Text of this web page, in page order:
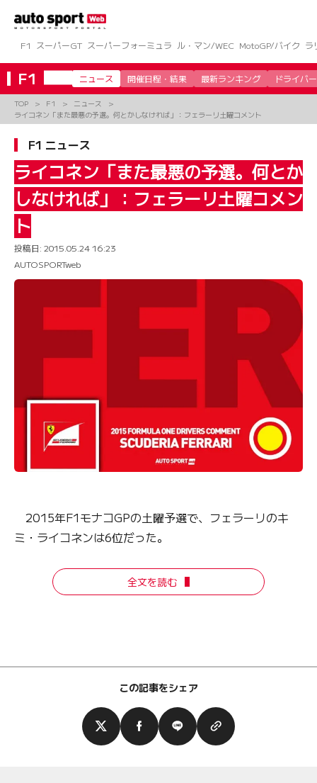
ツ
へ
ス
キ
プ
F1 スーパーGT スーパーフォーミュラ ル・マン/WEC MotoGP/バイク ラ
F1 ニュース 開催日程・結果 最新ランキング ドライバー
TOP F1
ニュース
ライコネン「また最悪の予選。何とかしなければ」：フェラーリ土曜コメント
F1 ニュース
ライコネン「また最悪の予選。何とか
しなければ」：フェラーリ土曜コメン
ト
投稿日: 2015.05.24 16:23
AUTOSPORTweb
2015年F1モナコGPの土曜予選で、フェラーリのキ
ミ・ライコネンは6位だった。
全文を読む
この記事をシェア